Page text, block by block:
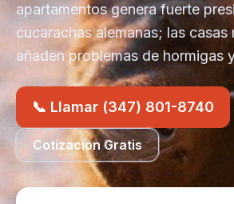
apartamentos genera fuerte
cucarachas alemanas; las casas
añaden problemas de hormigas
📞 Llamar (347) 801-8740
Cotización Gratis